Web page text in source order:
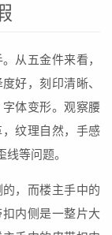
从五金件来看，
好，刻印清晰、
体变形。观察腰
纹理自然，手感
等问题。
，而楼主手中的
内侧是一整片大